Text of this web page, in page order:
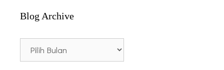
Blog Archive
Archive